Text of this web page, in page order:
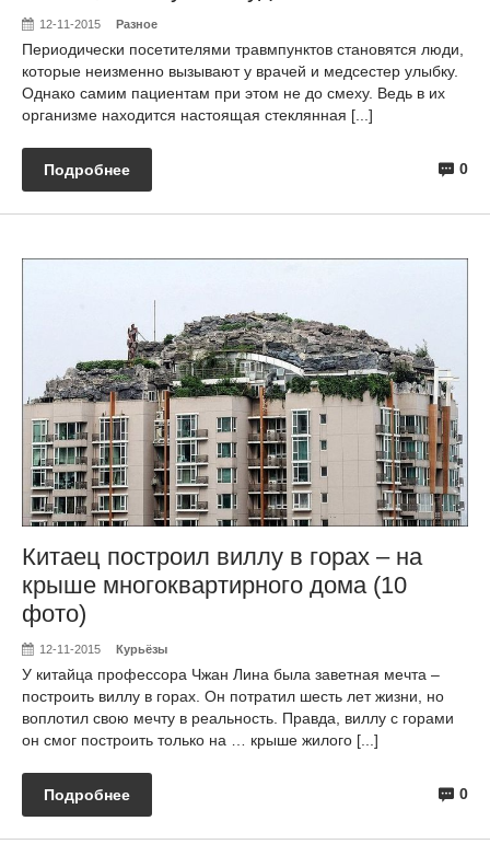
12-11-2015 Разное
Периодически посетителями травмпунктов становятся люди,
которые неизменно вызывают у врачей и медсестер улыбку.
Однако самим пациентам при этом не до смеху. Ведь в их
организме находится настоящая стеклянная [...]
0
Подробнее
Китаец построил виллу в горах – на
крыше многоквартирного дома (10
фото)
12-11-2015 Курьёзы
У китайца профессора Чжан Лина была заветная мечта –
построить виллу в горах. Он потратил шесть лет жизни, но
воплотил свою мечту в реальность. Правда, виллу с горами
он смог построить только на … крыше жилого [...]
0
Подробнее